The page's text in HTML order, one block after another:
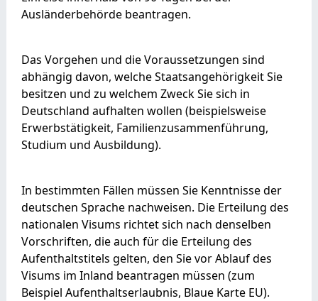
Ausländerbehörde beantragen.
Das Vorgehen und die Voraussetzungen sind
abhängig davon, welche Staatsangehörigkeit Sie
besitzen und zu welchem Zweck Sie sich in
Deutschland aufhalten wollen (beispielsweise
Erwerbstätigkeit, Familienzusammenführung,
Studium und Ausbildung).
In bestimmten Fällen müssen Sie Kenntnisse der
deutschen Sprache nachweisen. Die Erteilung des
nationalen Visums richtet sich nach denselben
Vorschriften, die auch für die Erteilung des
Aufenthaltstitels gelten, den Sie vor Ablauf des
Visums im Inland beantragen müssen (zum
Beispiel Aufenthaltserlaubnis, Blaue Karte EU).